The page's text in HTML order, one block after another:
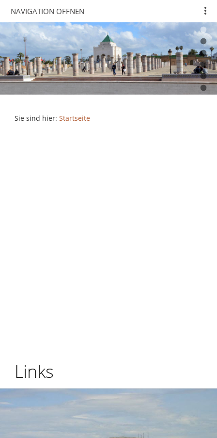
NAVIGATION ÖFFNEN
Sie sind hier: Startseite
Links